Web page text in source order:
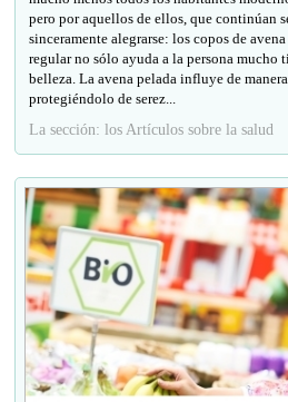
pero por aquellos de ellos, que continúan
sinceramente alegrarse: los copos de
regular no sólo ayuda a la persona mucho
belleza. La avena pelada influye de
protegiéndolo de serez...
La sección: los Artículos sobre la salud